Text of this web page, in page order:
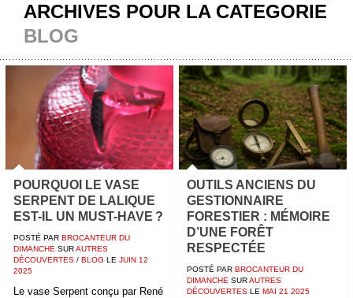
ARCHIVES POUR LA CATEGORIE
BLOG
POURQUOI LE VASE
SERPENT DE LALIQUE
EST-IL UN MUST-HAVE ?
POSTÉ PAR BROCANTEUR DU
DIMANCHE SURAUTRES
DÉCOUVERTES / BLOG LE JUIN 12
2025
Le vase Serpent conçu par René
OUTILS ANCIENS DU
GESTIONNAIRE
FORESTIER : MÉMOIRE
D’UNE FORÊT
RESPECTÉE
POSTÉ PAR BROCANTEUR DU
DIMANCHE SURAUTRES
DÉCOUVERTES LE MAI 21 2025